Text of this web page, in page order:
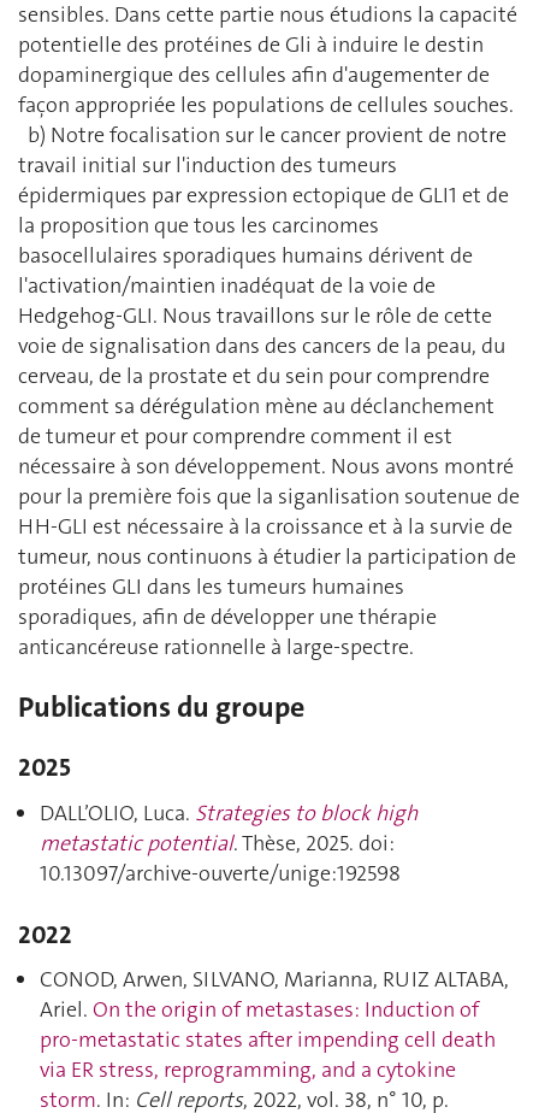
sensibles. Dans cette partie nous étudions la capacité
potentielle des protéines de Gli à induire le destin
dopaminergique des cellules afin d'augementer de
façon appropriée les populations de cellules souches.
b) Notre focalisation sur le cancer provient de notre
travail initial sur l'induction des tumeurs
épidermiques par expression ectopique de GLI1 et de
la proposition que tous les carcinomes
basocellulaires sporadiques humains dérivent de
l'activation/maintien inadéquat de la voie de
Hedgehog-GLI. Nous travaillons sur le rôle de cette
voie de signalisation dans des cancers de la peau, du
cerveau, de la prostate et du sein pour comprendre
comment sa dérégulation mène au déclanchement
de tumeur et pour comprendre comment il est
nécessaire à son développement. Nous avons montré
pour la première fois que la siganlisation soutenue de
HH-GLI est nécessaire à la croissance et à la survie de
tumeur, nous continuons à étudier la participation de
protéines GLI dans les tumeurs humaines
sporadiques, afin de développer une thérapie
anticancéreuse rationnelle à large-spectre.
Publications du groupe
2025
DALL’OLIO, Luca. Strategies to block high
metastatic potential. Thèse, 2025. doi:
10.13097/archive-ouverte/unige:192598
2022
CONOD, Arwen, SILVANO, Marianna, RUIZ ALTABA,
Ariel. On the origin of metastases: Induction of
pro-metastatic states after impending cell death
via ER stress, reprogramming, and a cytokine
storm. In: Cell reports, 2022, vol. 38, n° 10, p.